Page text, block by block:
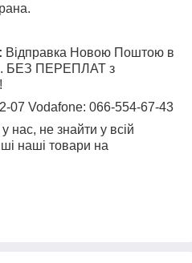
Відправка Новою Поштою в
БЕЗ ПЕРЕПЛАТ з
07 Vodafone: 066-554-67-43
нас, не знайти у всій
наші товари на